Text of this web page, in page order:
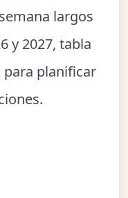
largos
y 2027, tabla
para planificar